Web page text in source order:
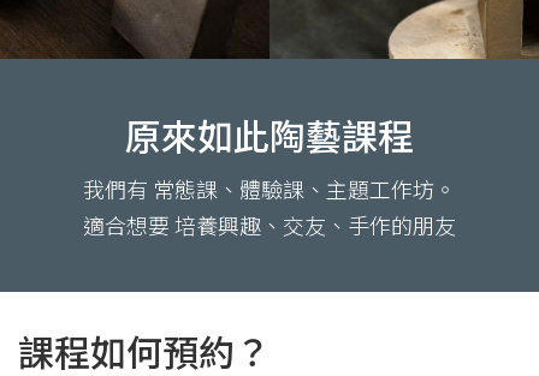
原來如此陶藝課程
我們有 常態課、體驗課、主題工作坊。
適合想要 培養興趣、交友、手作的朋友
課程如何預約？